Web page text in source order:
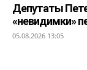
Депутаты
«невидимки»
05.08.2026 13:05